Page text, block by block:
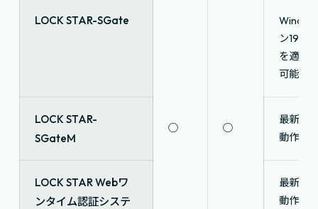
LOCK STAR-SGate
○ ○
ン
を適用
可能に
LOCK STAR-
SGateM
最新の
動作確
LOCK STAR Webワ
ンタイム認証システ
最新の
動作確